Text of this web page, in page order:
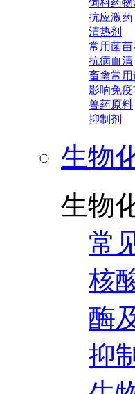
饲料药物
抗应激药
清热剂
常用菌
抗病血清
畜禽常
影响免
兽药原料
抑制剂
生物
生物
常
核
酶
抑